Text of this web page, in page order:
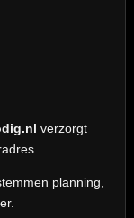
verzorgt
planning,